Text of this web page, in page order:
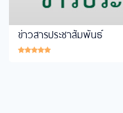
ข่าวสารประชาสัมพันธ์